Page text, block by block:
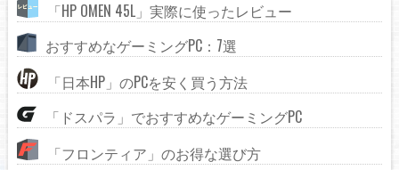
「HP OMEN 45L」実際に使ったレビュー
おすすめなゲーミングPC：7選
「日本HP」のPCを安く買う方法
「ドスパラ」でおすすめなゲーミングPC
「フロンティア」のお得な選び方